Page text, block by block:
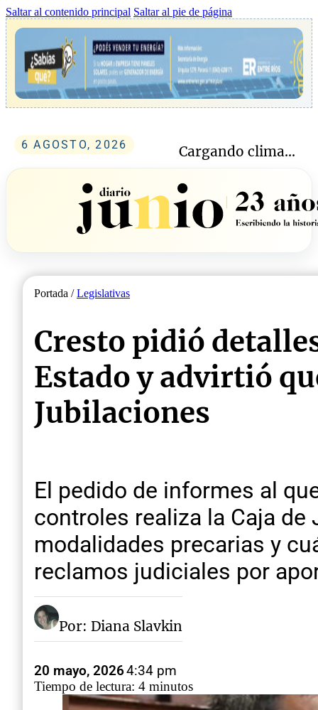
Saltar al contenido principal Saltar al pie de página
6 AGOSTO, 2026 Cargando clima...
Portada /Legislativas
Cresto pidió
Estado y advirtió
Jubilaciones
El pedido de informes al
controles realiza la Caja
modalidades precarias y
reclamos judiciales por
Por: Diana Slavkin
20 mayo, 20264:34 pm
Tiempo de lectura: 4 minutos